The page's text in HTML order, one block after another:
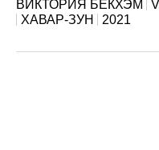
ВИКТОРИЯ БЕКХЭМ
ХАВАР-ЗУН
2021